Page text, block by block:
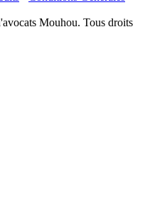
Mouhou. Tous droits